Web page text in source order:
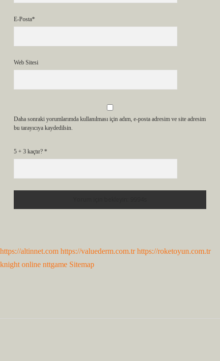
E-Posta*
Web Sitesi
Daha sonraki yorumlarımda kullanılması için adım, e-posta adresim ve site adresim
bu tarayıcıya kaydedilsin.
5 + 3 kaçtır? *
https://altinnet.com https://valuederm.com.tr https://roketoyun.com.tr
knight online nttgame Sitemap